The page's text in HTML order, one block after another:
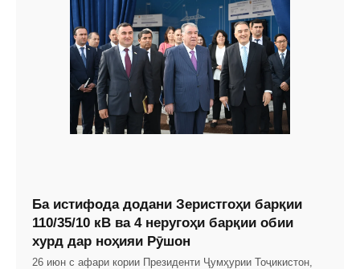
Ба истифода додани Зеристгоҳи барқии
110/35/10 кВ ва 4 неругоҳи барқии обии
хурд дар ноҳияи Рӯшон
26 июн с афари кории Президенти Ҷумҳурии Тоҷикистон,